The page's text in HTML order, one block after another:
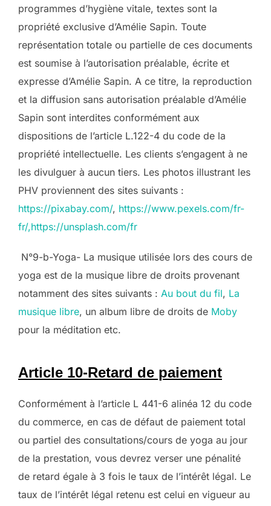
programmes d’hygiène vitale, textes sont la
propriété exclusive d’Amélie Sapin. Toute
représentation totale ou partielle de ces documents
est soumise à l’autorisation préalable, écrite et
expresse d’Amélie Sapin. A ce titre, la reproduction
et la diffusion sans autorisation préalable d’Amélie
Sapin sont interdites conformément aux
dispositions de l’article L.122-4 du code de la
propriété intellectuelle. Les clients s’engagent à ne
les divulguer à aucun tiers. Les photos illustrant les
PHV proviennent des sites suivants :
https://pixabay.com/, https://www.pexels.com/fr-
fr/,https://unsplash.com/fr
N°9-b-Yoga- La musique utilisée lors des cours de
yoga est de la musique libre de droits provenant
notamment des sites suivants : Au bout du fil, La
musique libre, un album libre de droits de Moby
pour la méditation etc.
Article 10-Retard de paiement
Conformément à l’article L 441-6 alinéa 12 du code
du commerce, en cas de défaut de paiement total
ou partiel des consultations/cours de yoga au jour
de la prestation, vous devrez verser une pénalité
de retard égale à 3 fois le taux de l’intérêt légal. Le
taux de l’intérêt légal retenu est celui en vigueur au